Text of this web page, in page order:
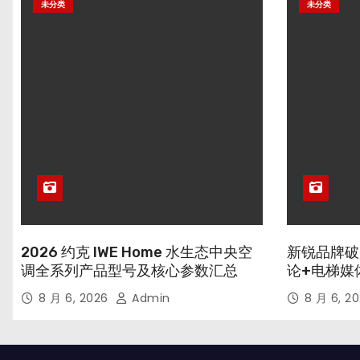
未分类
2026 约克 IWE Home 水生态中央空
调全系列产品型号及核心参数汇总
8 月 6, 2026 Admin
未分类
新锐品牌
论+电梯媒
8 月 6,